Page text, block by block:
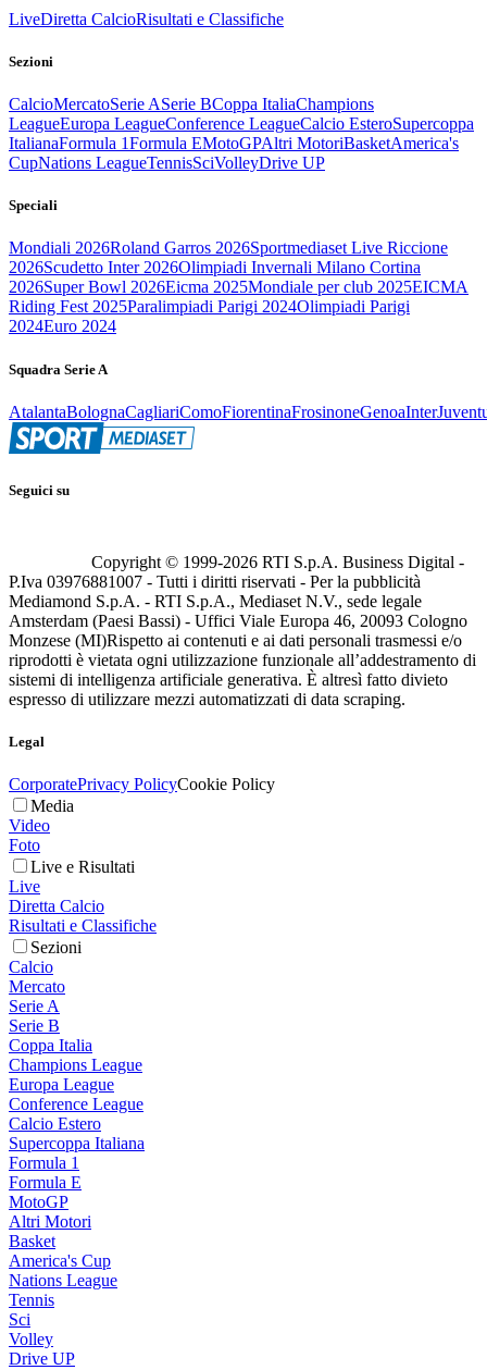
LiveDiretta CalcioRisultati e Classifiche
Sezioni
CalcioMercatoSerie ASerie BCoppa ItaliaChampions
LeagueEuropa LeagueConference LeagueCalcio EsteroSupercoppa
ItalianaFormula 1Formula EMotoGPAltri MotoriBasketAmerica's
CupNations LeagueTennisSciVolleyDrive UP
Speciali
Mondiali 2026Roland Garros 2026Sportmediaset Live Riccione
2026Scudetto Inter 2026Olimpiadi Invernali Milano Cortina
2026Super Bowl 2026Eicma 2025Mondiale per club 2025EICMA
Riding Fest 2025Paralimpiadi Parigi 2024Olimpiadi Parigi
2024Euro 2024
Squadra Serie A
AtalantaBolognaCagliariComoFiorentinaFrosinoneGenoaInter
Seguici su
Copyright © 1999-2026 RTI S.p.A. Business Digital -
P.Iva 03976881007 - Tutti i diritti riservati - Per la pubblicità
Mediamond S.p.A. - RTI S.p.A., Mediaset N.V., sede legale
Amsterdam (Paesi Bassi) - Uffici Viale Europa 46, 20093 Cologno
Monzese (MI)Rispetto ai contenuti e ai dati personali trasmessi e/o
riprodotti è vietata ogni utilizzazione funzionale all’addestramento di
sistemi di intelligenza artificiale generativa. È altresì fatto divieto
espresso di utilizzare mezzi automatizzati di data scraping.
Legal
CorporatePrivacy PolicyCookie Policy
Media
Video
Foto
Live e Risultati
Live
Diretta Calcio
Risultati e Classifiche
Sezioni
Calcio
Mercato
Serie A
Serie B
Coppa Italia
Champions League
Europa League
Conference League
Calcio Estero
Supercoppa Italiana
Formula 1
Formula E
MotoGP
Altri Motori
Basket
America's Cup
Nations League
Tennis
Sci
Volley
Drive UP